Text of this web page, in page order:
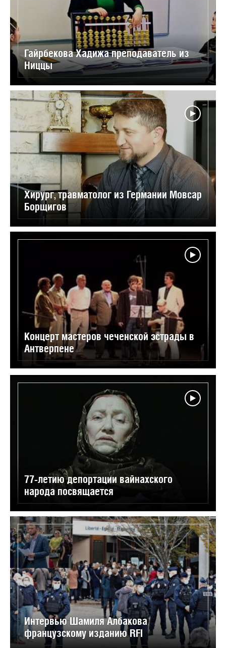
Гайрбекова Хадижа преподаватель из
Ниццы
Хирург, травматолог из Германии Мовсар
Борщигов
Концерт мастеров чеченской эстрады в
Антверпене
77-летию депортации вайнахского
народа посвящается
Интервью Шамиля Албакова
французскому изданию RFI